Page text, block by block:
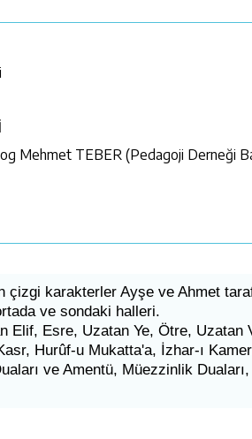
Mehmet TEBER (Pedagoji Derneği
çizgi karakterler Ayşe ve Ahmet
ve sondaki halleri.
Elif, Esre, Uzatan Ye, Ötre,
Hurûf-u Mukatta'a, İzhar-ı
ve Amentü, Müezzinlik